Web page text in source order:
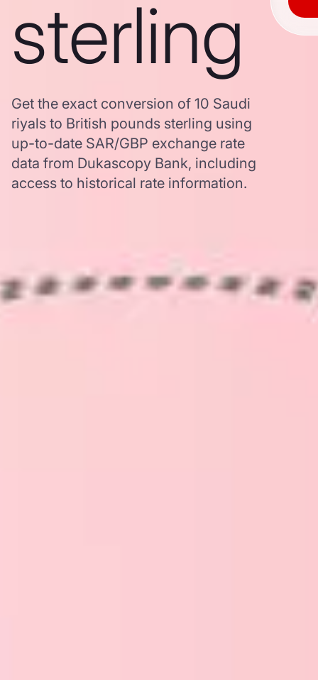
sterling
Get the exact conversion of 10 Saudi
riyals to British pounds sterling using
up-to-date SAR/GBP exchange rate
data from Dukascopy Bank, including
access to historical rate information.